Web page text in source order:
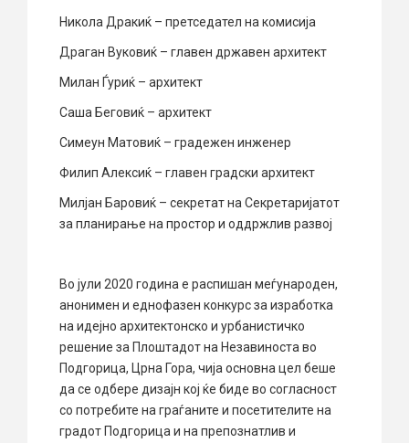
Никола Дракиќ – претседател на комисија
Драган Вуковиќ – главен државен архитект
Милан Ѓуриќ – архитект
Саша Беговиќ – архитект
Симеун Матовиќ – градежен инженер
Филип Алексиќ – главен градски архитект
Милјан Баровиќ – секретат на Секретаријатот
за планирање на простор и оддржлив развој
Во јули 2020 година е распишан меѓународен,
анонимен и еднофазен конкурс за изработка
на идејно архитектонско и урбанистичко
решение за Плоштадот на Незавиноста во
Подгорица, Црна Гора, чија основна цел беше
да се одбере дизајн кој ќе биде во согласност
со потребите на граѓаните и посетителите на
градот Подгорица и на препознатлив и